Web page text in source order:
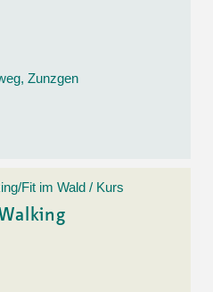
Zunzgen
Fit im Wald / Kurs